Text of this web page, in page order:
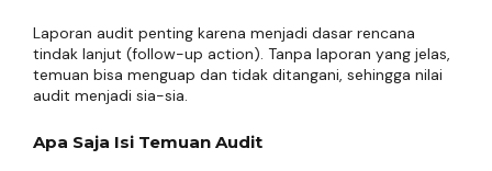
Laporan audit penting karena menjadi dasar rencana
tindak lanjut (follow-up action). Tanpa laporan yang jelas,
temuan bisa menguap dan tidak ditangani, sehingga nilai
audit menjadi sia-sia.
Apa Saja Isi Temuan Audit